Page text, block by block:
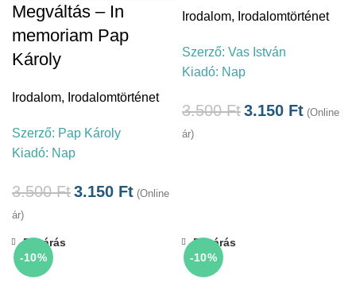
Megváltás – In
memoriam Pap
Károly
Irodalom, Irodalomtörténet
Szerző: Pap Károly
Kiadó: Nap
3.500Ft3.150 Ft (Online
ár)
Irodalom, Irodalomtörténet
Szerző: Vas István
Kiadó: Nap
3.500Ft3.150 Ft (Online
ár)
-10%
Bezárás
-10%
Bezárás